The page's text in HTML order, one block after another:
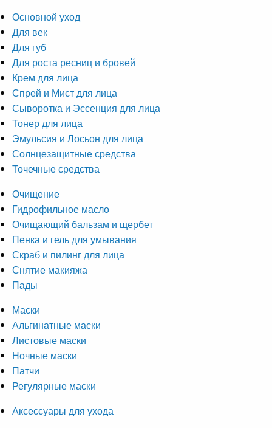
Основной уход
Для век
Для губ
Для роста ресниц и бровей
Крем для лица
Спрей и Мист для лица
Сыворотка и Эссенция для лица
Тонер для лица
Эмульсия и Лосьон для лица
Солнцезащитные средства
Точечные средства
Очищение
Гидрофильное масло
Очищающий бальзам и щербет
Пенка и гель для умывания
Скраб и пилинг для лица
Снятие макияжа
Пады
Маски
Альгинатные маски
Листовые маски
Ночные маски
Патчи
Регулярные маски
Аксессуары для ухода